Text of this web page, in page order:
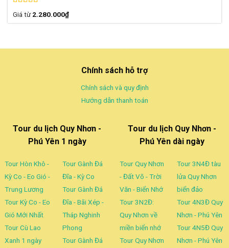
Được xếp
hạng 4.875
Giá từ2.280.000₫
Chính sách hỗ trợ
Chính sách và quy định
Hướng dẫn thanh toán
Tour du lịch Quy Nhơn -
Phú Yên 1 ngày
Tour Hòn Khô -
Kỳ Co - Eo Gió -
Trung Lương
Tour Kỳ Co - Eo
Gió Mới Nhất
Tour Cù Lao
Xanh 1 ngày
Tour Gành Đá
Đĩa - Kỳ Co
Tour Gành Đá
Đĩa - Bãi Xép -
Tháp Nghinh
Phong
Tour Gành Đá
Tour du lịch Quy Nhơn -
Phú Yên dài ngày
Tour Quy Nhơn
- Đất Võ - Trời
Văn - Biển Nhớ
Tour 3N2Đ:
Quy Nhơn về
miền biển nhớ
Tour Quy Nhơn
Tour 3N4Đ tàu
lửa Quy Nhơn
biển đảo
Tour 4N3Đ Quy
Nhơn - Phú Yên
Tour 4N5Đ Quy
Nhơn - Phú Yên